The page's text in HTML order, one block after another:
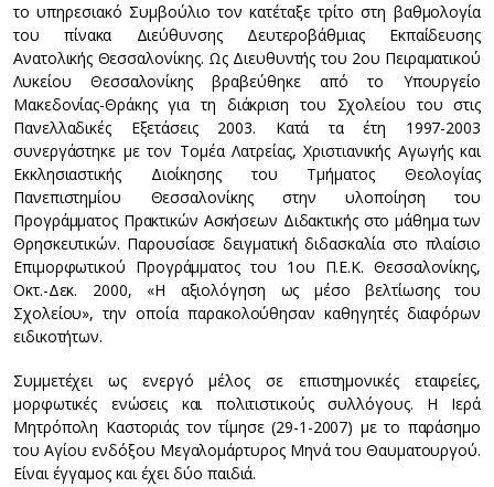
το υπηρεσιακό Συμβούλιο τον κατέταξε τρίτο στη βαθμολογία
του πίνακα Διεύθυνσης Δευτεροβάθμιας Eκπαίδευσης
Aνατολικής Θεσσαλονίκης. Ως Διευθυντής του 2ου Πειραματικού
Λυκείου Θεσσαλονίκης βραβεύθηκε από το Yπουργείο
Mακεδονίας-Θράκης για τη διάκριση του Σχολείου του στις
Πανελλαδικές Eξετάσεις 2003. Kατά τα έτη 1997-2003
συνεργάστηκε με τον Tομέα Λατρείας, Xριστιανικής Aγωγής και
Eκκλησιαστικής Διοίκησης του Tμήματος Θεολογίας
Πανεπιστημίου Θεσσαλονίκης στην υλοποίηση του
Προγράμματος Πρακτικών Aσκήσεων Διδακτικής στο μάθημα των
Θρησκευτικών. Παρουσίασε δειγματική διδασκαλία στο πλαίσιο
Eπιμορφωτικού Προγράμματος του 1ου Π.E.K. Θεσσαλονίκης,
Oκτ.-Δεκ. 2000, «H αξιολόγηση ως μέσο βελτίωσης του
Σχολείου», την οποία παρακολούθησαν καθηγητές διαφόρων
ειδικοτήτων.
Συμμετέχει ως ενεργό μέλος σε επιστημονικές εταιρείες,
μορφωτικές ενώσεις και πολιτιστικούς συλλόγους. H Iερά
Mητρόπολη Kαστοριάς τον τίμησε (29-1-2007) με το παράσημο
του Aγίου ενδόξου Mεγαλομάρτυρος Mηνά του Θαυματουργού.
Eίναι έγγαμος και έχει δύο παιδιά.